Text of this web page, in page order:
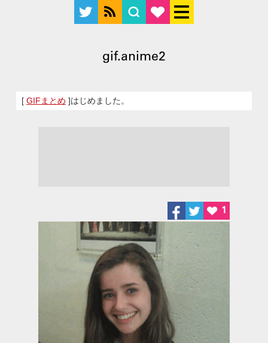
gif.anime2
[ GIFまとめ ]はじめました。
1